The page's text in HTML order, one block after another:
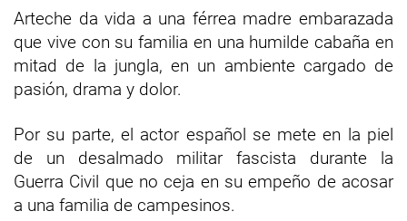
Arteche da vida a una férrea madre embarazada
que vive con su familia en una humilde cabaña en
mitad de la jungla, en un ambiente cargado de
pasión, drama y dolor.
Por su parte, el actor español se mete en la piel
de un desalmado militar fascista durante la
Guerra Civil que no ceja en su empeño de acosar
a una familia de campesinos.